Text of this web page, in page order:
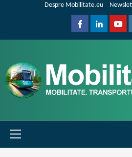
Despre Mobilitate.eu
FacebookLinkedin
Primary
Menu